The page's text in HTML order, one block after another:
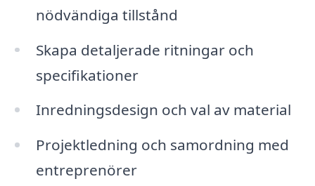
nödvändiga tillstånd
Skapa detaljerade ritningar och
specifikationer
Inredningsdesign och val av material
Projektledning och samordning med
entreprenörer